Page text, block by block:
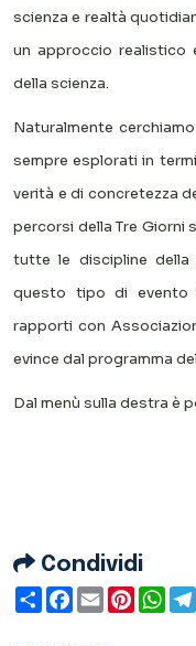
scienza e realtà
un approccio realistico
della scienza.
Naturalmente
sempre esplorati in
verità e di concretezza
percorsi della Tre
tutte le discipline della
questo tipo di evento
rapporti con
evince dal programma
Dal menù sulla destra è
Condividi
Condividi
Facebook
Email